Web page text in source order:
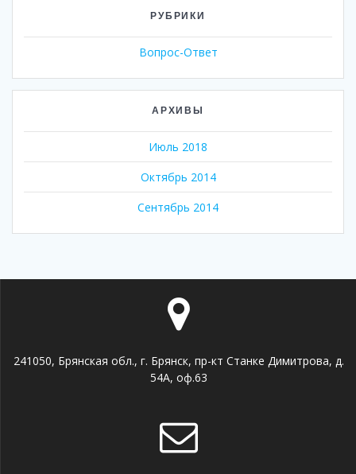
РУБРИКИ
Вопрос-Ответ
АРХИВЫ
Июль 2018
Октябрь 2014
Сентябрь 2014
241050, Брянская обл., г. Брянск, пр-кт Станке Димитрова, д.
54А, оф.63